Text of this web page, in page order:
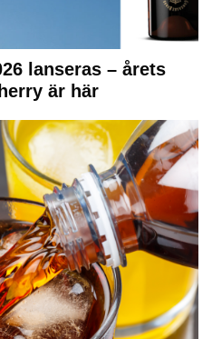
lanseras – årets
är här